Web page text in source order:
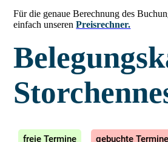
Für die genaue Berechnung des
einfach unserenPreisrechner.